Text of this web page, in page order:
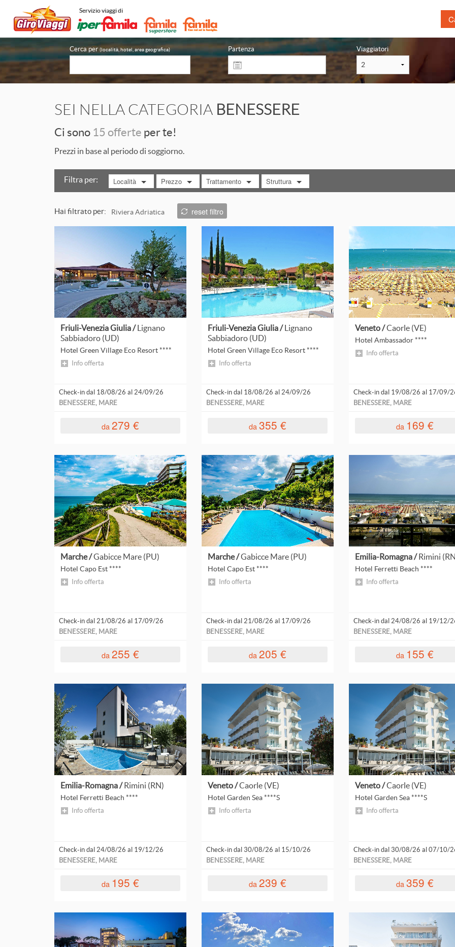
Servizio viaggi di
Prenota prima
Mare
Montagna
Cerca per (località, hotel, area geografica) Partenza Viaggiatori
SEI NELLA CATEGORIA BENESSERE
Ci sono 15 offerte per te!
Prezzi in base al periodo di soggiorno.
Filtra per:
Località
Calabria
Campania
Emilia-Romagna
Friuli-Venezia Giulia
Liguria
Lombardia
Piemonte
Trentino-Alto Adige
Valle D'Aosta
Veneto
ESTERO
Austria
Croazia
Abano E Montegrotto Terme
Alpe Di Siusi
Altopiano Della Paganella
Altopiano Folgaria Lavarone Luserna
Appennini
Austria
Bormio
Conero
Folgaria
Isola D'Ischia
Isole Greche
Prezzo
da 100 a 200 €
da 200 a 400 €
da 400 a 600 €
Trattamento
Bed&Breakfast
Pensione completa
Mezza pensione
Struttura
Hai filtrato per: Riviera Adriatica reset filtro
Friuli-Venezia Giulia /Lignano
Sabbiadoro (UD)
Hotel Green Village Eco Resort ****
Info offerta
Check-in dal 18/08/26 al 24/09/26
BENESSERE, MARE
da 279 €
Leggi
tutto
Friuli-Venezia Giulia /Lignano
Sabbiadoro (UD)
Hotel Green Village Eco Resort ****
Info offerta
Check-in dal 18/08/26 al 24/09/26
BENESSERE, MARE
da 355 €
Leggi
tutto
Veneto /Caorle (VE)
Hotel Ambassador ****
Info offerta
Check-in dal 19/08/26 al 17/09/
BENESSERE, MARE
da 169 €
Leggi
tutto
Marche /Gabicce Mare (PU)
Hotel Capo Est ****
Info offerta
Check-in dal 21/08/26 al 17/09/26
BENESSERE, MARE
da 255 €
Leggi
tutto
Marche /Gabicce Mare (PU)
Hotel Capo Est ****
Info offerta
Check-in dal 21/08/26 al 17/09/26
BENESSERE, MARE
da 205 €
Leggi
tutto
Emilia-Romagna /Rimini
Hotel Ferretti Beach ****
Info offerta
Check-in dal 24/08/26 al 19/12/
BENESSERE, MARE
da 155 €
Leggi
tutto
Emilia-Romagna /Rimini (RN)
Hotel Ferretti Beach ****
Info offerta
Check-in dal 24/08/26 al 19/12/26
BENESSERE, MARE
da 195 €
Leggi
tutto
Veneto /Caorle (VE)
Hotel Garden Sea ****S
Info offerta
Check-in dal 30/08/26 al 15/10/26
BENESSERE, MARE
da 239 €
Leggi
tutto
Veneto /Caorle (VE)
Hotel Garden Sea ****S
Info offerta
Check-in dal 30/08/26 al 07/10/
BENESSERE, MARE
da 359 €
Leggi
tutto